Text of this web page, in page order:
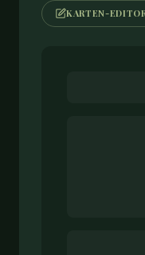
KARTEN-